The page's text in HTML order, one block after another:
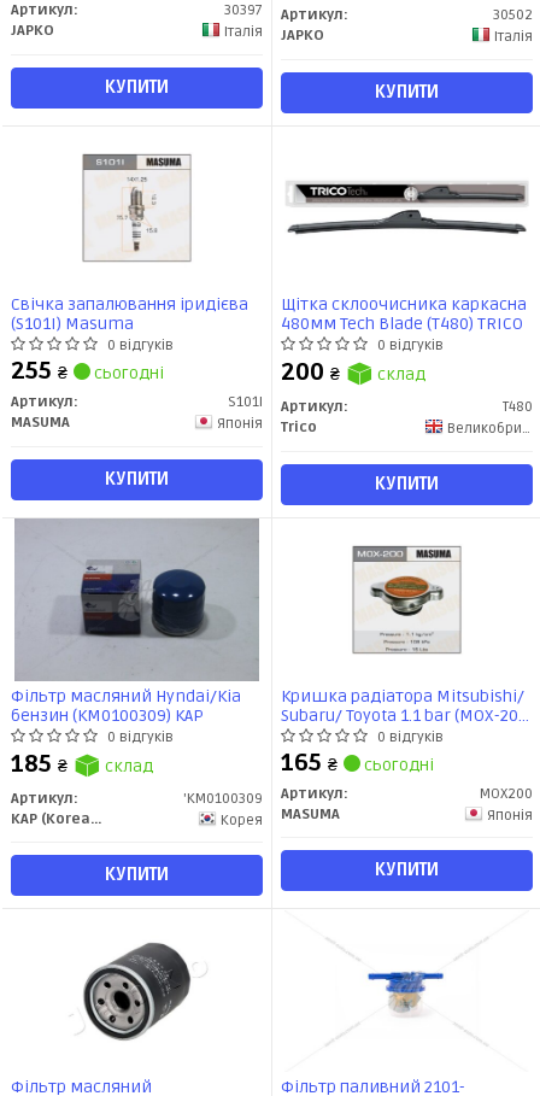
Артикул:
30397
JAPKO
Італія
КУПИТИ
Артикул:
30502
JAPKO
Італія
КУПИТИ
Свічка запалювання іридієва
(S101I) Masuma
0 відгуків
255 ₴ сьогодні
Артикул:
S101I
MASUMA
Японія
КУПИТИ
Щітка склоочисника каркасна
480мм Tech Blade (T480) TRICO
0 відгуків
200 ₴ склад
Артикул:
T480
Trico
Великобритания
КУПИТИ
Фільтр масляний Hyndai/Kia
бензин (KM0100309) KAP
0 відгуків
185 ₴ склад
Артикул:
'KM0100309
KAP (KoreaAutoParts)
Корея
КУПИТИ
Кришка радіатора Mitsubishi/
Subaru/ Toyota 1.1 bar (MOX-200)
MASUMA
0 відгуків
165 ₴ сьогодні
Артикул:
MOX200
MASUMA
Японія
КУПИТИ
Фільтр масляний Фільтр паливний 2101-